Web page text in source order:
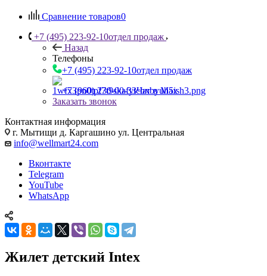
Сравнение товаров0
+7 (495) 223-92-10отдел продаж
Назад
Телефоны
+7 (495) 223-92-10отдел продаж
+7 (960) 230-00-33Чат в Max
Заказать звонок
Контактная информация
г. Мытищи д. Каргашино ул. Центральная
info@wellmart24.com
Вконтакте
Telegram
YouTube
WhatsApp
Жилет детский Intex